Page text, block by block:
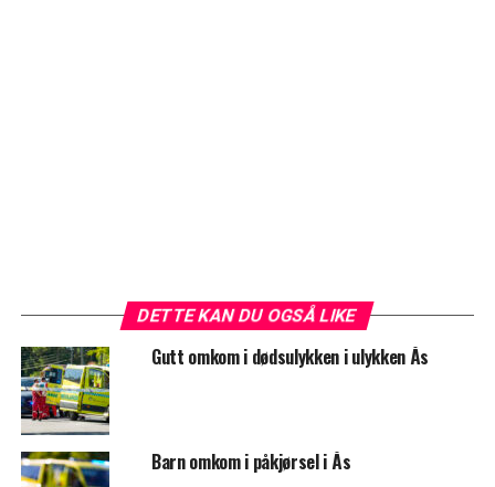
DETTE KAN DU OGSÅ LIKE
Gutt omkom i dødsulykken i ulykken Ås
Barn omkom i påkjørsel i Ås